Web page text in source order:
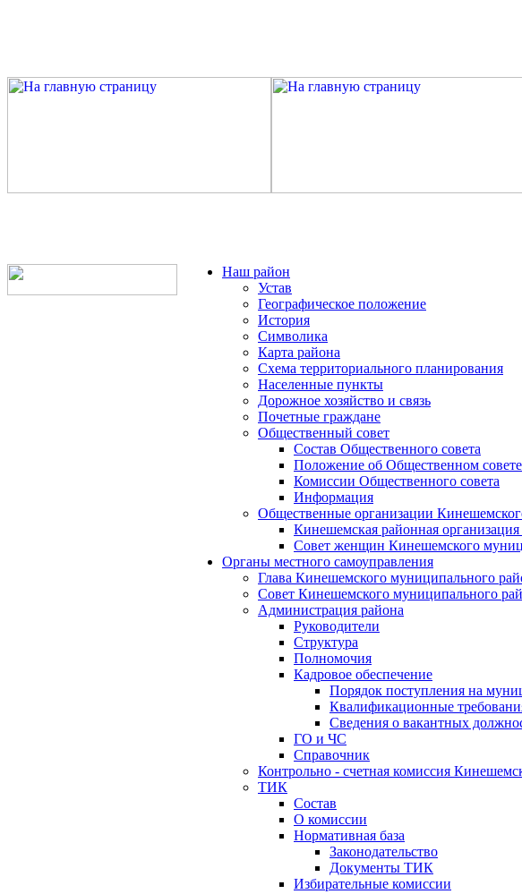
Наш район
Устав
Географическое положение
История
Символика
Карта района
Схема территориального планирования
Населенные пункты
Дорожное хозяйство и связь
Почетные граждане
Общественный совет
Состав Общественного совета
Положение об Общественном совете
Комиссии Общественного совета
Информация
Общественные организации
Кинешемская районная организация
Совет женщин Кинешемского
Органы местного самоуправления
Глава Кинешемского муниципального
Совет Кинешемского муниципального
Администрация района
Руководители
Структура
Полномочия
Кадровое обеспечение
Порядок поступления на
Квалификационные
Сведения о вакантных
ГО и ЧС
Справочник
Контрольно - счетная комиссия
ТИК
Состав
О комиссии
Нормативная база
Законодательство
Документы ТИК
Избирательные комиссии